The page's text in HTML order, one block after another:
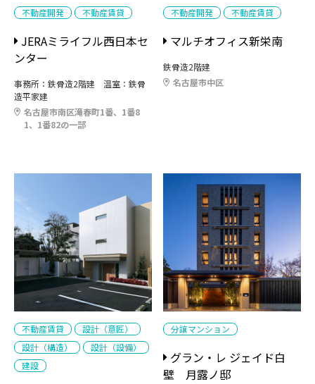
不動産開発 不動産賃貸
JERAミライフル西日本セ
ンター
事務所：鉄骨造2階建 温室：鉄骨
造平家建
名古屋市南区滝春町1番、1番8
1、1番82の一部
不動産開発 不動産賃貸
マルチオフィス新栄南
鉄骨造2階建
名古屋市中区
不動産賃貸
設計（意匠）
設計（構造）
設計（設備）
建設
分譲マンション
グラン・レ ジェイド白
壁 月露ノ邸